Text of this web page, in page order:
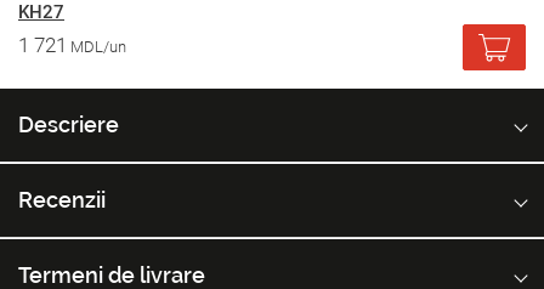
KH27
1 721 MDL/un
Descriere
Recenzii
Termeni de livrare